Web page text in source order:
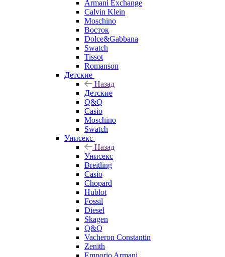
Armani Exchange
Calvin Klein
Moschino
Восток
Dolce&Gabbana
Swatch
Tissot
Romanson
Детские
Назад
Детские
Q&Q
Casio
Moschino
Swatch
Унисекс
Назад
Унисекс
Breitling
Casio
Chopard
Hublot
Fossil
Diesel
Skagen
Q&Q
Vacheron Constantin
Zenith
Emporio Armani